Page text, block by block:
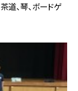
道、琴、ボードゲ